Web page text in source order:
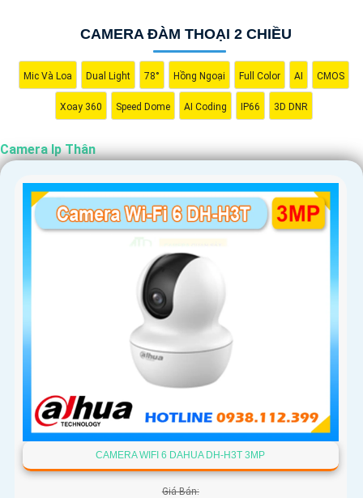
CAMERA ĐÀM THOẠI 2 CHIỀU
Mic Và Loa Dual Light 78° Hồng Ngoại Full Color AI CMOS
Xoay 360 Speed Dome AI Coding IP66 3D DNR
Camera Ip Thân
CAMERA WIFI 6 DAHUA DH-H3T 3MP
Giá Bán: